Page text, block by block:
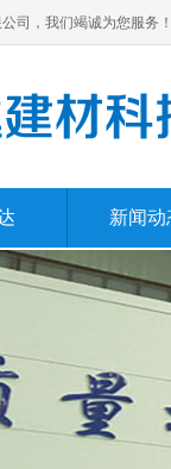
司，我们竭诚为您服务
新闻动